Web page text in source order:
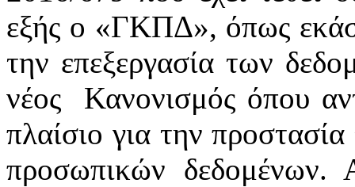
εξής ο «ΓΚΠΔ», όπως
την επεξεργασία των
νέος Κανονισμός όπου
πλαίσιο για την
προσωπικών δεδομένων.